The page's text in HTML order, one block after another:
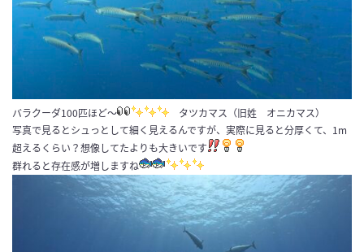
バラクーダ100匹ほど～
タツカマス（旧姓 オニカマス）
写真で見るとシュっとして細く見えるんですが、実際に見ると分厚くて、1m
超えるくらい？想像してたよりも大きいです
群れると存在感が増しますね